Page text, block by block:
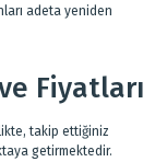
adeta yeniden
Fiyatları
takip ettiğiniz
getirmektedir.